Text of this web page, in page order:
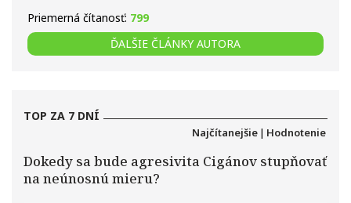
Priemerná čítanosť: 799
ĎALŠIE ČLÁNKY AUTORA
TOP ZA 7 DNÍ
Najčítanejšie | Hodnotenie
Dokedy sa bude agresivita Cigánov stupňovať
na neúnosnú mieru?